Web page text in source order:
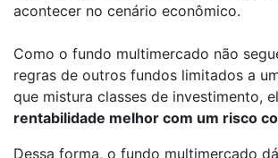
acontecer no cenário econômico.
Como o fundo multimercado não
regras de outros fundos limitados a
que mistura classes de investimento,
rentabilidade melhor com um risco
Dessa forma, o fundo multimercado